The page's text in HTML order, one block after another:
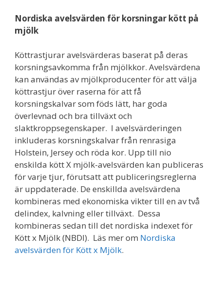
Nordiska avelsvärden för korsningar kött på
mjölk
Köttrastjurar avelsvärderas baserat på deras
korsningsavkomma från mjölkkor. Avelsvärdena
kan användas av mjölkproducenter för att välja
köttrastjur över raserna för att få
korsningskalvar som föds lätt, har goda
överlevnad och bra tillväxt och
slaktkroppsegenskaper. I avelsvärderingen
inkluderas korsningskalvar från renrasiga
Holstein, Jersey och röda kor. Upp till nio
enskilda kött X mjölk-avelsvärden kan publiceras
för varje tjur, förutsatt att publiceringsreglerna
är uppdaterade. De enskillda avelsvärdena
kombineras med ekonomiska vikter till en av två
delindex, kalvning eller tillväxt. Dessa
kombineras sedan till det nordiska indexet för
Kött x Mjölk (NBDI). Läs mer om Nordiska
avelsvärden för Kött x Mjölk.